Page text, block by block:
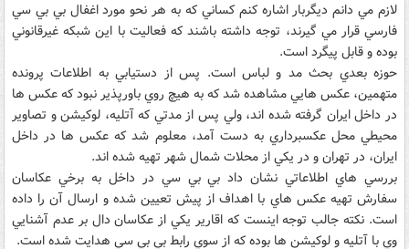
لازم مي دانم ديگربار اشاره كنم كساني كه به هر نحو مورد اغفال بي بي سي
فارسي قرار مي گيرند، توجه داشته باشند كه فعاليت با اين شبكه غيرقانوني
بوده و قابل پيگرد است.
حوزه بعدي بحث مد و لباس است. پس از دستيابي به اطلاعات پرونده
متهمين، عكس هايي مشاهده شد كه به هيچ روي باورپذير نبود كه عكس ها
در داخل ايران گرفته شده اند، ولي پس از مدتي كه آتليه، لوكيشن و تصاوير
محيطي محل عكسبرداري به دست آمد، معلوم شد كه عكس ها در داخل
ايران، در تهران و در يكي از محلات شمال شهر تهيه شده اند.
بررسي هاي اطلاعاتي نشان داد بي بي سي در داخل به برخي عكاسان
سفارش تهيه عكس هاي با اهداف از پيش تعيين شده و ارسال آن را داده
است. نكته جالب توجه اينست كه اقارير يكي از عكاسان دال بر عدم آشنايي
وي با آتليه و لوكيشن ها بوده كه از سوي رابط بي بي سي هدايت شده است.